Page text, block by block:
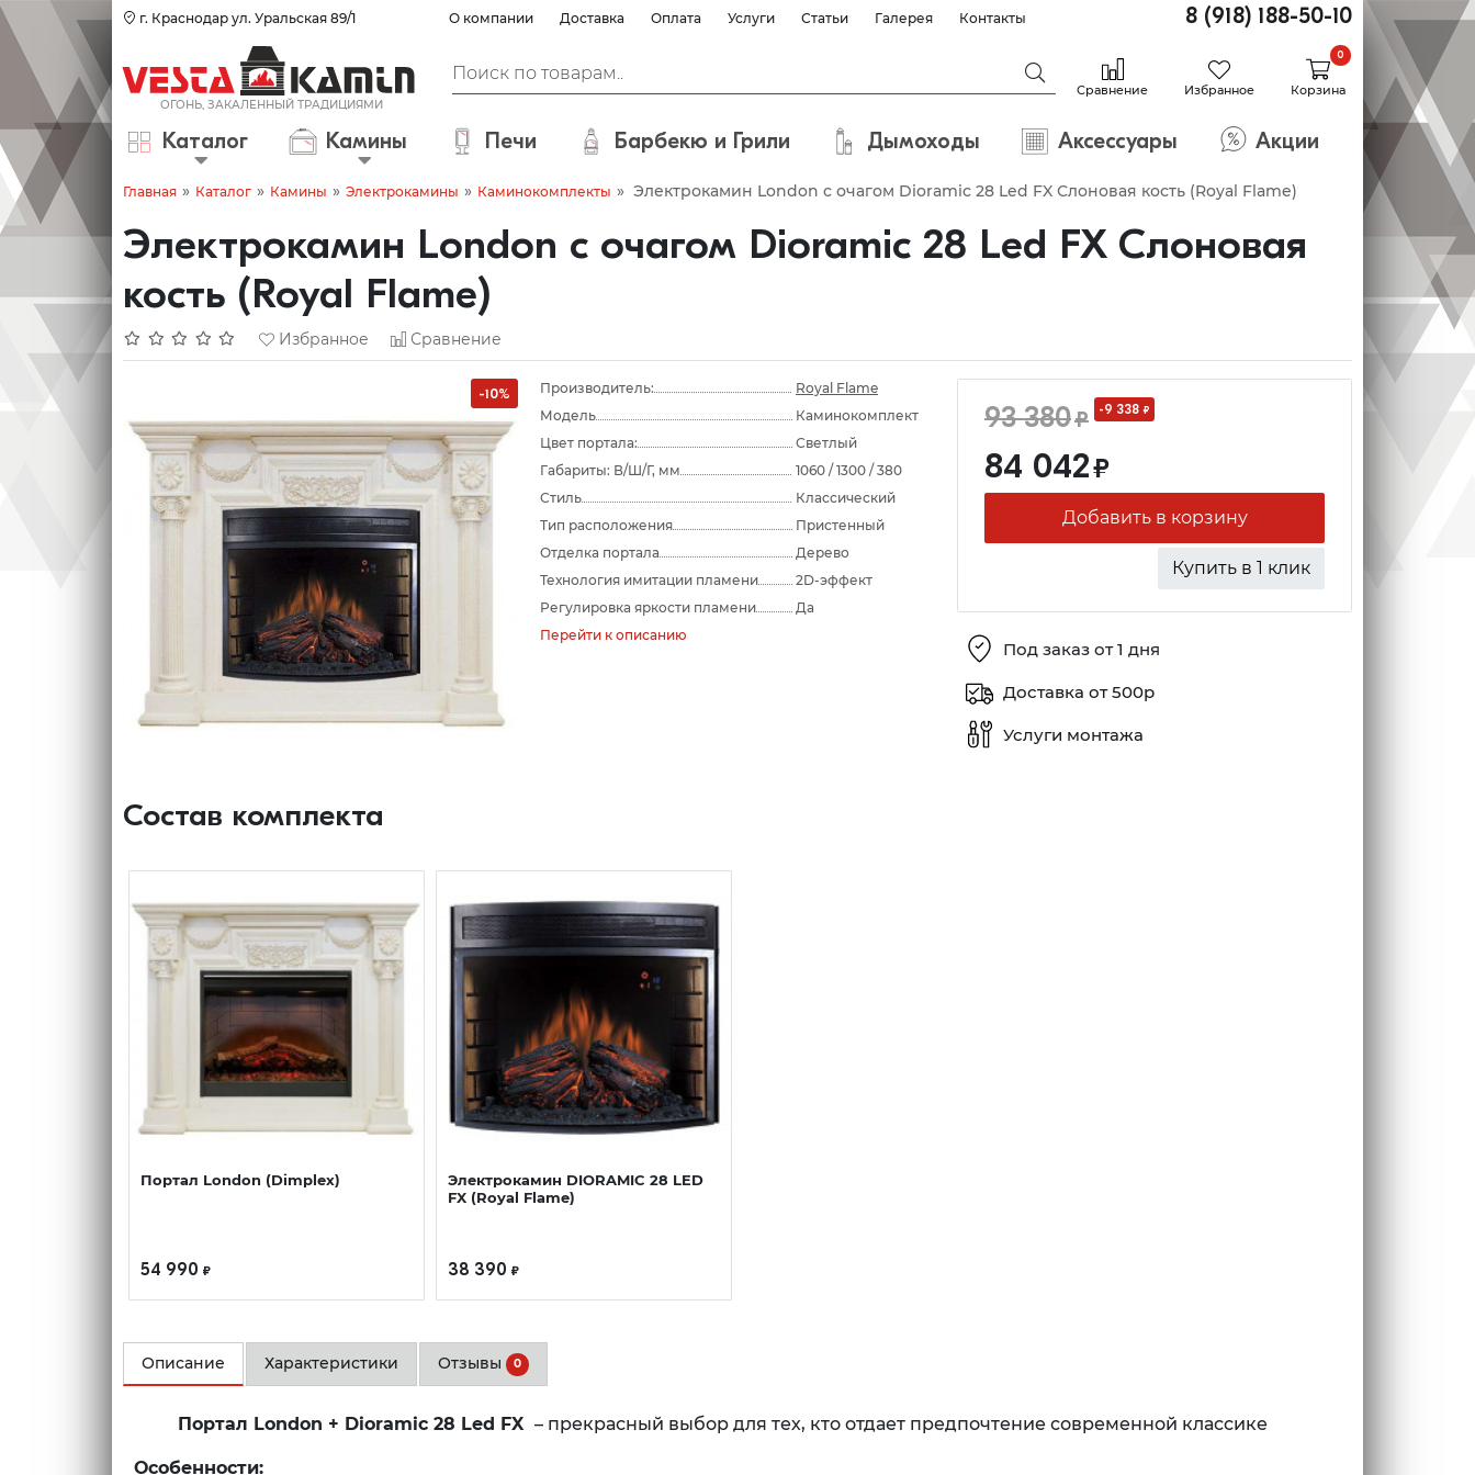
г. Краснодар ул. Уральская 89/1 О компании Доставка Оплата Услуги Статьи Галерея Контакты 8 (918) 188-50-10
Сравнение Избранное Корзина
0
Каталог Камины Печи Барбекю и Грили Дымоходы Аксессуары Акции
Главная » Каталог » Камины » Электрокамины » Каминокомплекты » Электрокамин London с очагом Dioramic 28 Led FX Слоновая кость (Royal Flame)
Электрокамин London с очагом Dioramic 28 Led FX Слоновая
кость (Royal Flame)
Избранное Сравнение
-10% Производитель:
Royal Flame
Модель
Каминокомплект
Цвет портала:
Светлый
Габариты: В/Ш/Г, мм
1060 / 1300 / 380
Стиль
Классический
Тип расположения
Пристенный
Отделка портала
Дерево
Технология имитации пламени
2D-эффект
Регулировка яркости пламени
Да
Перейти к описанию
93 380₽ -9 338 ₽
84 042₽
Добавить в корзину
Купить в 1 клик
Под заказ от 1 дня
Доставка от 500р
Услуги монтажа
Состав комплекта
Портал London (Dimplex)
54 990 ₽
Электрокамин DIORAMIC 28 LED
FX (Royal Flame)
38 390 ₽
Описание Характеристики Отзывы 0
Портал London + Dioramic 28 Led FX – прекрасный выбор для тех, кто отдает предпочтение современной классике
Особенности: